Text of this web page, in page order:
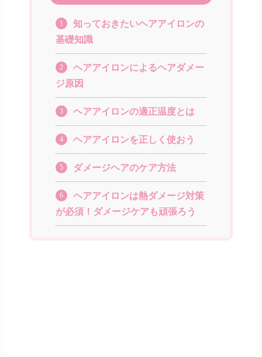
1
知っておきたいヘアアイロンの
基礎知識
2
ヘアアイロンによるヘアダメー
ジ原因
3 ヘアアイロンの適正温度とは
4 ヘアアイロンを正しく使おう
5 ダメージヘアのケア方法
6
ヘアアイロンは熱ダメージ対策
が必須！ダメージケアも頑張ろう